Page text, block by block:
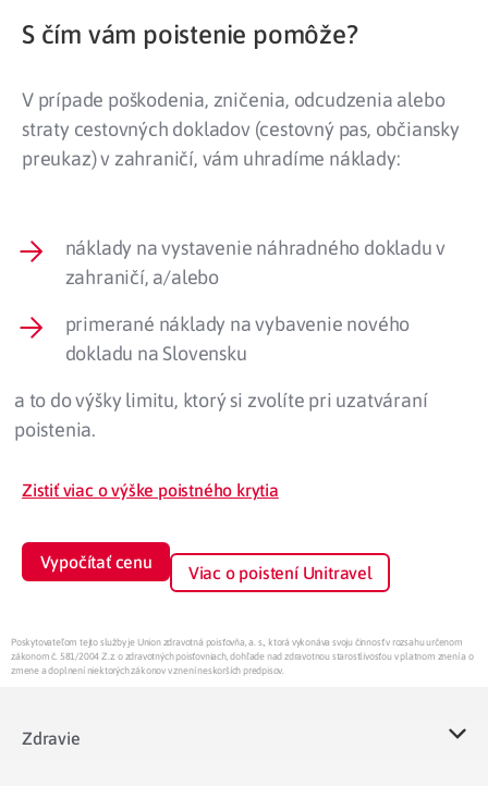
S čím vám poistenie pomôže?
V prípade poškodenia, zničenia, odcudzenia alebo
straty cestovných dokladov (cestovný pas, občiansky
preukaz) v zahraničí, vám uhradíme náklady:
náklady na vystavenie náhradného dokladu v
zahraničí, a/alebo
primerané náklady na vybavenie nového
dokladu na Slovensku
a to do výšky limitu, ktorý si zvolíte pri uzatváraní
poistenia.
Zistiť viac o výške poistného krytia
Vypočítať cenu
Viac o poistení Unitravel
Poskytovateľom tejto služby je Union zdravotná poisťovňa, a. s., ktorá vykonáva svoju činnosť v rozsahu určenom
zákonom č. 581/2004 Z.z. o zdravotných poisťovniach, dohľade nad zdravotnou starostlivosťou v platnom znení a o
zmene a doplnení niektorých zákonov v znení neskorších predpisov.
Zdravie